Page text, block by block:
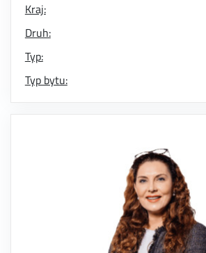
Kraj:
Druh:
Typ:
Typ bytu: